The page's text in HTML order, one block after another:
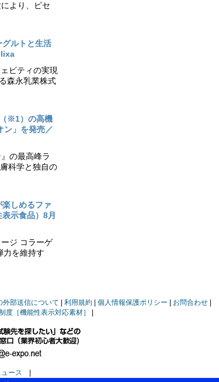
より、ピセ
グルトと生活
ビティの実現
森永乳業株式
※1）の高機
」を発売／
の最高峰ラ
科学と独自の
しめるファ
示食品）8月
ジ コラーゲ
力を維持す
外部送信について 利用規約 個人情報保護ポリシー
お問合わせ
度［機能性表示対応素材］
ース